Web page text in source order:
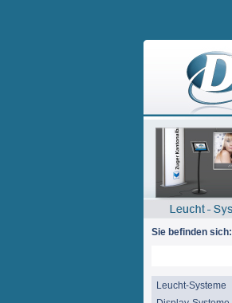
Sie befinden sich:
Leucht-Systeme